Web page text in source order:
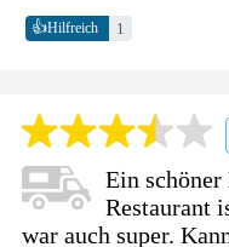
👍Hilfreich 1
Ein
Restaurant
war auch super.